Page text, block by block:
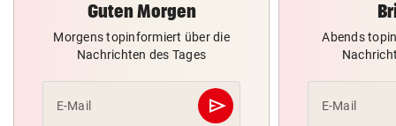
Guten Morgen
Morgens topinformiert über die
Nachrichten des Tages
E-Mail send
Abschicken
Abends
E-Mail